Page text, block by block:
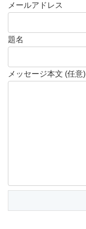
メールアドレス
題名
メッセージ本文 (任意)